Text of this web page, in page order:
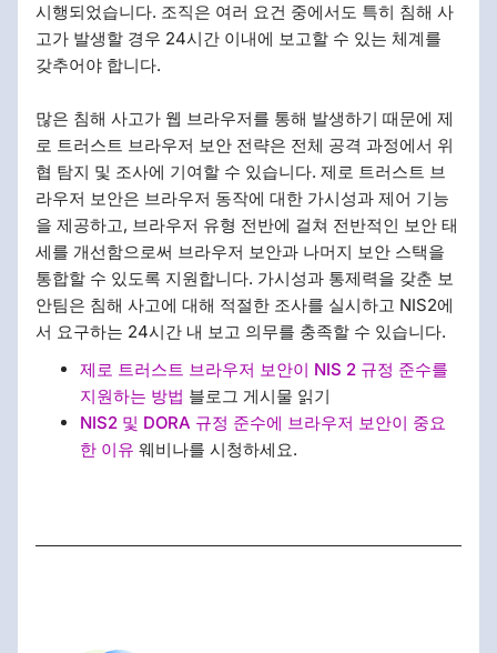
시행되었습니다. 조직은 여러 요건 중에서도 특히 침해 사
고가 발생할 경우 24시간 이내에 보고할 수 있는 체계를
갖추어야 합니다.
많은 침해 사고가 웹 브라우저를 통해 발생하기 때문에 제
로 트러스트 브라우저 보안 전략은 전체 공격 과정에서 위
협 탐지 및 조사에 기여할 수 있습니다. 제로 트러스트 브
라우저 보안은 브라우저 동작에 대한 가시성과 제어 기능
을 제공하고, 브라우저 유형 전반에 걸쳐 전반적인 보안 태
세를 개선함으로써 브라우저 보안과 나머지 보안 스택을
통합할 수 있도록 지원합니다. 가시성과 통제력을 갖춘 보
안팀은 침해 사고에 대해 적절한 조사를 실시하고 NIS2에
서 요구하는 24시간 내 보고 의무를 충족할 수 있습니다.
제로 트러스트 브라우저 보안이 NIS 2 규정 준수를
지원하는 방법 블로그 게시물 읽기
NIS2 및 DORA 규정 준수에 브라우저 보안이 중요
한 이유 웨비나를 시청하세요.